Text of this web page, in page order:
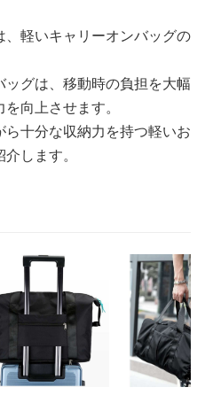
軽いキャリーオンバッグの
グは、移動時の負担を大幅
向上させます。
十分な収納力を持つ軽いお
します。